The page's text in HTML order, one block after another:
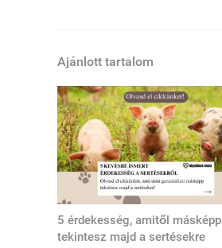
Ajánlott tartalom
5 érdekesség, amitől másképp
tekintesz majd a sertésekre